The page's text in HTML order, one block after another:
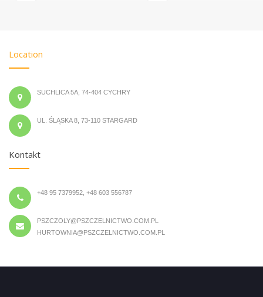
Location
SUCHLICA 5A, 74-404 CYCHRY
UL. ŚLĄSKA 8, 73-110 STARGARD
Kontakt
+48 95 7379952, +48 603 556787
PSZCZOLY@PSZCZELNICTWO.COM.PL
HURTOWNIA@PSZCZELNICTWO.COM.PL